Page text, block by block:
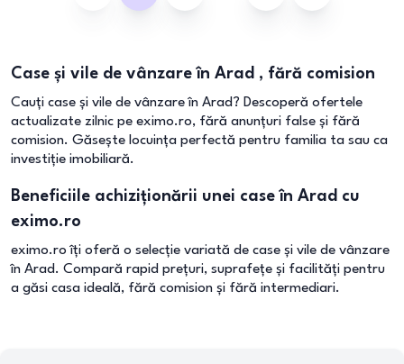
Case și vile de vânzare în Arad , fără comision
Cauți case și vile de vânzare în Arad? Descoperă ofertele
actualizate zilnic pe eximo.ro, fără anunțuri false și fără
comision. Găsește locuința perfectă pentru familia ta sau ca
investiție imobiliară.
Beneficiile achiziționării unei case în Arad cu
eximo.ro
eximo.ro îți oferă o selecție variată de case și vile de vânzare
în Arad. Compară rapid prețuri, suprafețe și facilități pentru
a găsi casa ideală, fără comision și fără intermediari.